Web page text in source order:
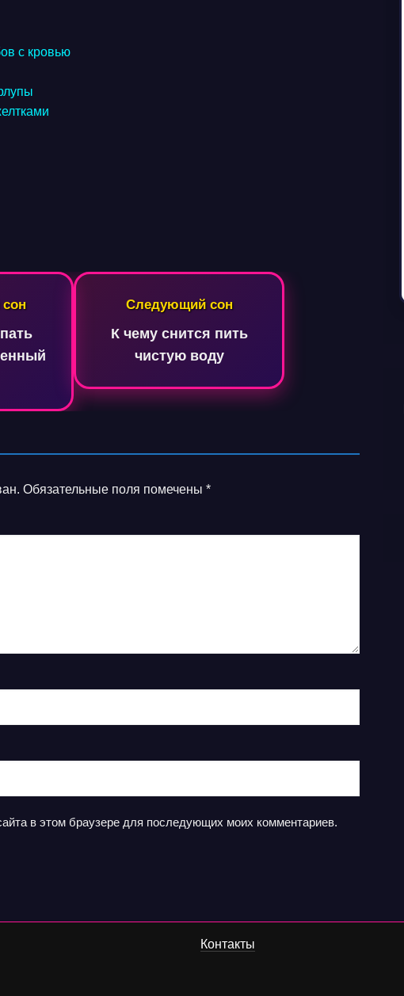
с кровью
Следующий сон
К чему снится пить
чистую воду
Обязательные поля помечены *
в этом браузере для последующих моих комментариев.
Контакты